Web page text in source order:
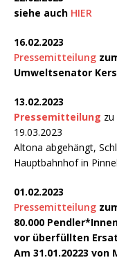
siehe auch HIER
16.02.2023
Pressemitteilung
Umweltsenator
13.02.2023
Pressemitteilung
19.03.2023
Altona abgehängt,
Hauptbahnhof in
01.02.2023
Pressemitteilung
80.000
vor überfüllten
Am 31.01.20223